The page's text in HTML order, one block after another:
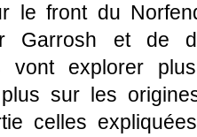
le front du
Garrosh et de
vont explorer
sur les
celles